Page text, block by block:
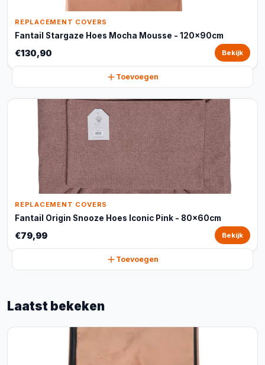
REPLACEMENT COVERS
Fantail Stargaze Hoes Mocha Mousse - 120x90cm
€130,90 Bekijk
Toevoegen
REPLACEMENT COVERS
Fantail Origin Snooze Hoes Iconic Pink - 80x60cm
€79,99 Bekijk
Toevoegen
Laatst bekeken